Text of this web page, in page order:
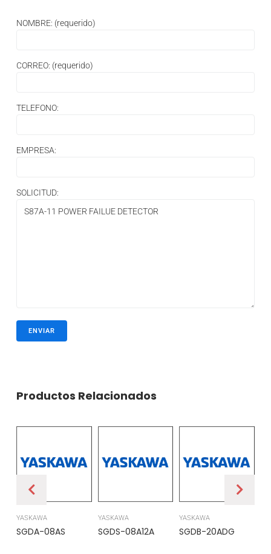
NOMBRE: (requerido)
CORREO: (requerido)
TELEFONO:
EMPRESA:
SOLICITUD:
Productos Relacionados
YASKAWA
SGDA-08AS
YASKAWA
SGDS-08A12A
YASKAWA
SGDB-20ADG